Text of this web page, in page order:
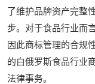
了维护品牌资产完整
步。对于食品行业而
因此商标管理的合规
的白俄罗斯食品行业
法律事务。